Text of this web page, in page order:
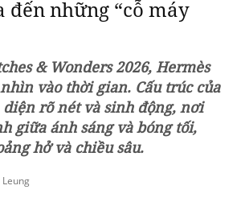
đến những “cỗ máy
& Wonders2026, Hermès
vào thời gian. Cấu trúc của
rõ nét và sinh động, nơi
giữa ánh sáng và bóng tối,
hở và chiều sâu.